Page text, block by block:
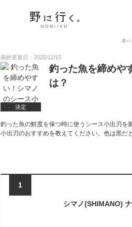
本
最終更新日：2025/12/15
決定
釣った魚を締めや
は？
釣った魚の鮮度を保つ時に使うシース小出刃
小出刃のおすすめを教えてください。色は黒だ
1